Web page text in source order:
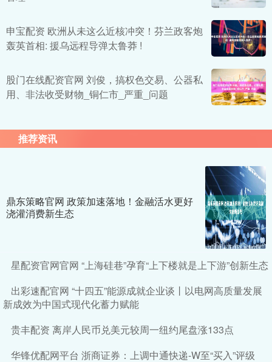
申宝配资 欧洲从未这么近核冲突！芬兰政客炮
轰英首相: 援乌远程导弹太鲁莽 !
股门在线配资官网 刘俊，搞权色交易、公器私
用、非法收受财物_铜仁市_严重_问题
推荐资讯
鼎东策略官网 政策加速落地！金融活水更好
浇灌消费新生态
星配资官网官网 “上海硅巷”孕育“上下楼就是上下游”创新生态
出彩速配官网 “十四五”能源成就企业谈丨以电网高质量发展
新成效为中国式现代化蓄力赋能
贵丰配资 离岸人民币兑美元较周一纽约尾盘涨133点
华锋优配网平台 浙商证券：上调中通快递-W至“买入”评级